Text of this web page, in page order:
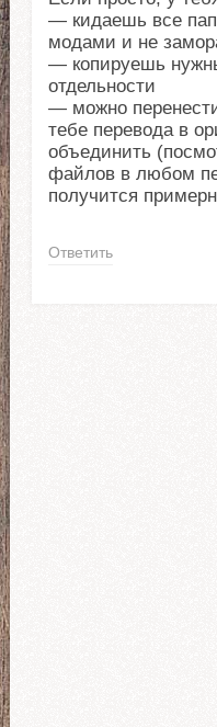
— кидаешь все
модами и не
— копируешь
отдельности
— можно
тебе перевода в
объединить
файлов в любом
получится
Ответить